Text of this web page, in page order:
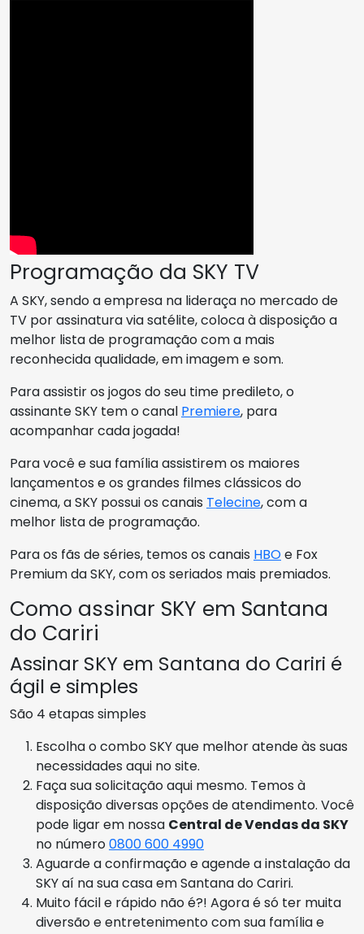
Programação da SKY TV
A SKY, sendo a empresa na lideraça no mercado de
TV por assinatura via satélite, coloca à disposição a
melhor lista de programação com a mais
reconhecida qualidade, em imagem e som.
Para assistir os jogos do seu time predileto, o
assinante SKY tem o canal Premiere, para
acompanhar cada jogada!
Para você e sua família assistirem os maiores
lançamentos e os grandes filmes clássicos do
cinema, a SKY possui os canais Telecine, com a
melhor lista de programação.
Para os fãs de séries, temos os canais HBOe Fox
Premium da SKY, com os seriados mais premiados.
Como assinar SKY em Santana
do Cariri
Assinar SKY em Santana do Cariri é
ágil e simples
São 4 etapas simples
Escolha o combo SKY que melhor atende às suas
necessidades aqui no site.
Faça sua solicitação aqui mesmo. Temos à
disposição diversas opções de atendimento. Você
pode ligar em nossa Central de Vendas da SKY
no número0800 600 4990
Aguarde a confirmação e agende a instalação da
SKY aí na sua casa em Santana do Cariri.
Muito fácil e rápido não é?! Agora é só ter muita
diversão e entretenimento com sua família e